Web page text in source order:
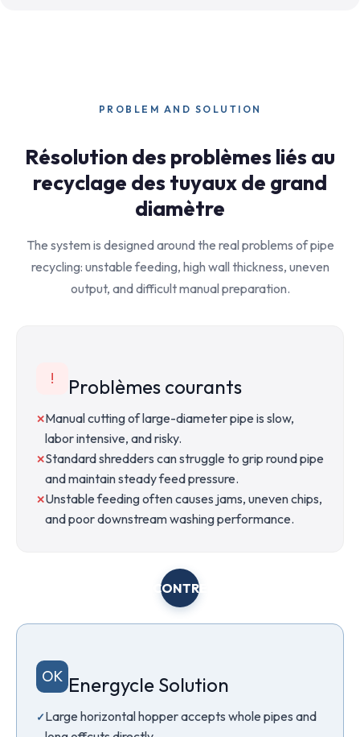
PROBLEM AND SOLUTION
Résolution des problèmes liés au
recyclage des tuyaux de grand
diamètre
The system is designed around the real problems of pipe
recycling: unstable feeding, high wall thickness, uneven
output, and difficult manual preparation.
! Problèmes courants
Manual cutting of large-diameter pipe is slow,
labor intensive, and risky.
Standard shredders can struggle to grip round pipe
and maintain steady feed pressure.
Unstable feeding often causes jams, uneven chips,
and poor downstream washing performance.
CONTRE
OK Energycle Solution
Large horizontal hopper accepts whole pipes and